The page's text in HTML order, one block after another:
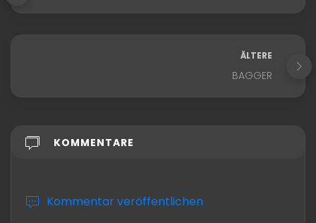
ÄLTERE
BAGGER
KOMMENTARE
Kommentar veröffentlichen